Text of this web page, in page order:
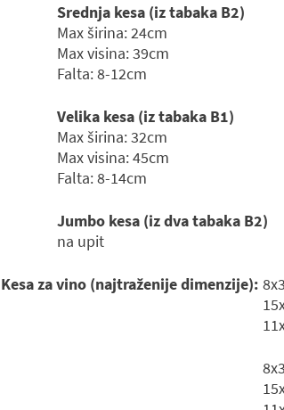
Srednja kesa (iz tabaka B2)
Max širina: 24cm
Max visina: 39cm
Falta: 8-12cm
Velika kesa (iz tabaka B1)
Max širina: 32cm
Max visina: 45cm
Falta: 8-14cm
Jumbo kesa (iz dva tabaka B2)
na upit
Kesa za vino (najtraženije dimenzije):